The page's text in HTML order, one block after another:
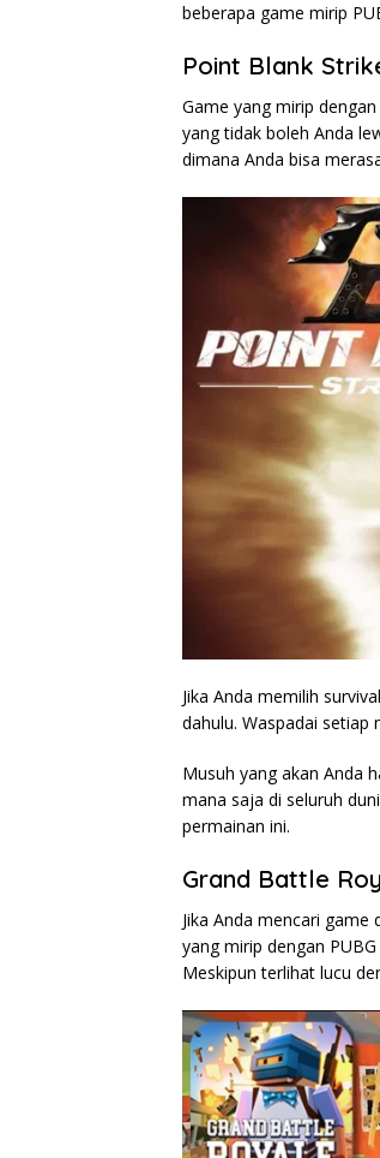
beberapa game mirip
Point Blank
Game yang mirip
yang tidak boleh Anda
dimana Anda bisa
Jika Anda memilih
dahulu. Waspadai setiap
Musuh yang akan Anda
mana saja di seluruh
permainan ini.
Grand Battle
Jika Anda mencari
yang mirip dengan
Meskipun terlihat lucu